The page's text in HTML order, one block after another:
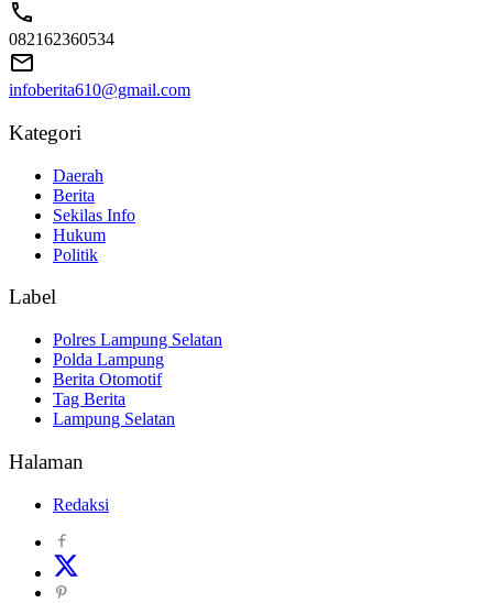
082162360534
infoberita610@gmail.com
Kategori
Daerah
Berita
Sekilas Info
Hukum
Politik
Label
Polres Lampung Selatan
Polda Lampung
Berita Otomotif
Tag Berita
Lampung Selatan
Halaman
Redaksi